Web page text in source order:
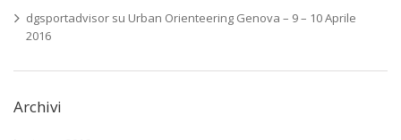
dgsportadvisor su Urban Orienteering Genova – 9 – 10 Aprile
2016
Archivi